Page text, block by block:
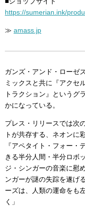
https://sumerian.ink/
≫ amass.jp
ガンズ・アンド・ローゼ
ミックスと共に『アクセ
トラクション』というグ
かになっている。
プレス・リリースでは次
トが共存する、ネオンに
『アペタイト・フォー・
きる半分人間・半分ロボ
ジ・シンガーの音楽に慰
ンガーが謎の失踪を遂げ
ーズは、人類の運命をも
く」